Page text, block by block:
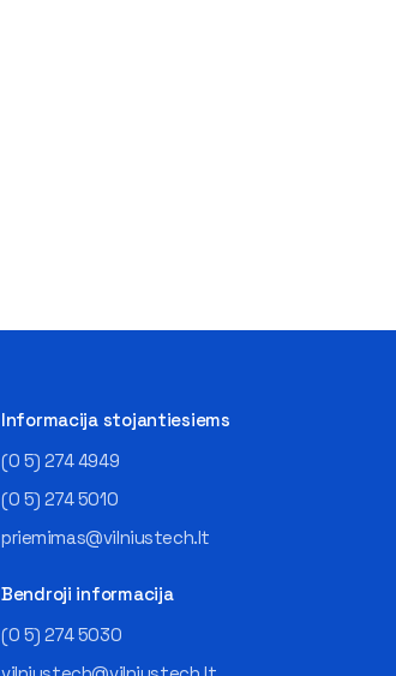
Informacija stojantiesiems
(0 5) 274 4949
(0 5) 274 5010
priemimas@vilniustech.lt
Bendroji informacija
(0 5) 274 5030